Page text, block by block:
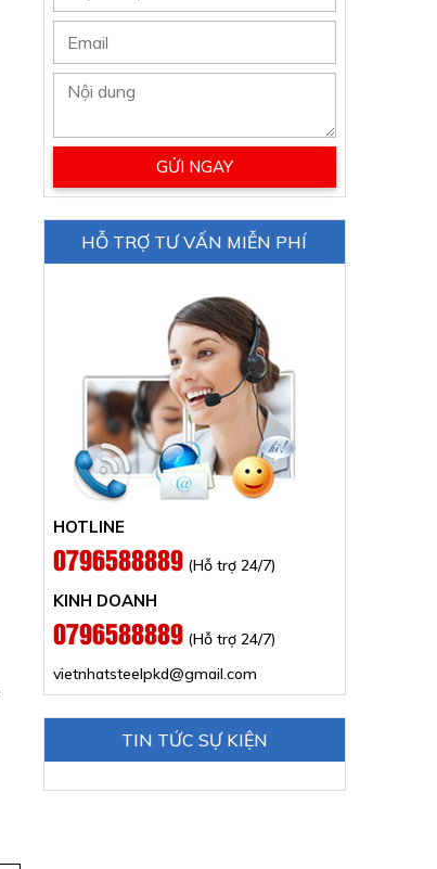
HỖ TRỢ TƯ VẤN MIỄN PHÍ
HOTLINE
0796588889(Hỗ trợ 24/7)
KINH DOANH
0796588889(Hỗ trợ 24/7)
vietnhatsteelpkd@gmail.com
TIN TỨC SỰ KIỆN